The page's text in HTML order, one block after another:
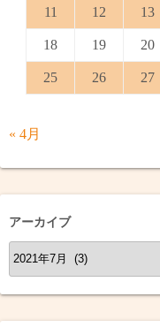
11 12 13
18 19 20
25 26 27
« 4月
アーカイブ
ア
ー
カ
イ